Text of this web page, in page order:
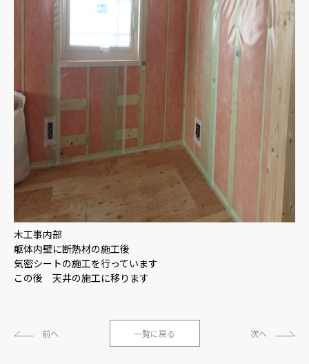
木工事内部
躯体内壁に断熱材の施工後
気密シートの施工を行っています
この後 天井の施工に移ります
前へ 一覧に戻る 次へ